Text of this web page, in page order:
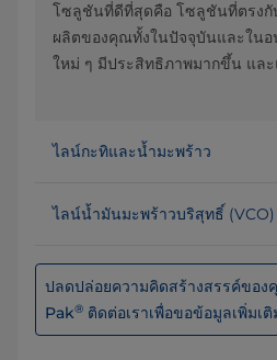
โซลูชันที่ดีที่สุดคือ โซลูชันที่ตรงกั
ผลิตของคุณทั้งในปัจจุบันและในอ
ใหม่ ๆ มีประสิทธิภาพมากขึ้น แล
ไลน์กะทิและน้ำมะพร้าว
ไลน์น้ำมันมะพร้าวบริสุทธิ์ (VCO)
ปลดปล่อยความคิดสร้างสรรค์ขอ
Pak® ติดต่อเราเพื่อขอข้อมูลเพิ่มเติ